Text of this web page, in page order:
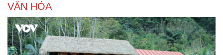
VĂN HÓA